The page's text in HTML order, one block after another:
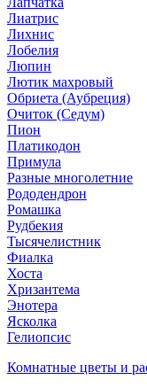
Лиатрис
Лихнис
Лобелия
Люпин
Лютик махровый
Обриета (Аубреция)
Очиток (Седум)
Пион
Платикодон
Примула
Разные многолетние
Рододендрон
Ромашка
Рудбекия
Тысячелистник
Фиалка
Хоста
Хризантема
Энотера
Ясколка
Гелиопсис
Комнатные цветы и